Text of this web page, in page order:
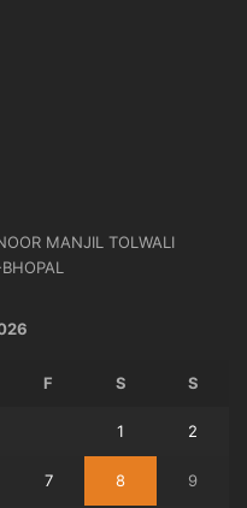
MANJIL TOLWALI
F S S
1 2
7 8 9